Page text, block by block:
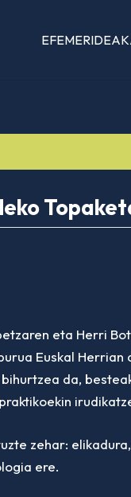
EFEMERIDEAK
eta Herri
Euskal Herrian
da,
zehar:
ere.